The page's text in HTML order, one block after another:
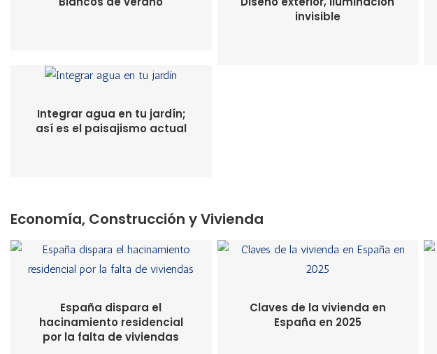
invisible
Integrar agua en tu jardín;
así es el paisajismo actual
Economía, Construcción y Vivienda
España dispara el
hacinamiento residencial
por la falta de viviendas
Claves de la vivienda en
España en 2025